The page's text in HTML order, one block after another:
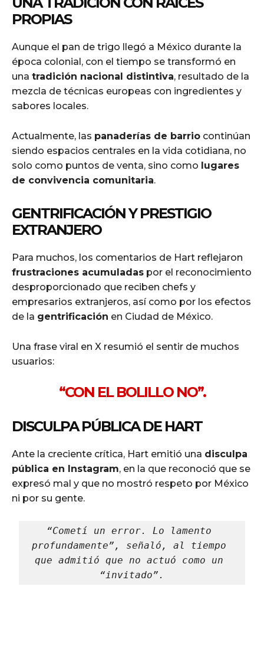
PROPIAS
Aunque el pan de trigo llegó a México durante la
época colonial, con el tiempo se transformó en
una tradición nacional distintiva, resultado de la
mezcla de técnicas europeas con ingredientes y
sabores locales.
Actualmente, las panaderías de barrio continúan
siendo espacios centrales en la vida cotidiana, no
solo como puntos de venta, sino como lugares
de convivencia comunitaria.
GENTRIFICACIÓN Y PRESTIGIO
EXTRANJERO
Para muchos, los comentarios de Hart reflejaron
frustraciones acumuladas por el reconocimiento
desproporcionado que reciben chefs y
empresarios extranjeros, así como por los efectos
de la gentrificación en Ciudad de México.
Una frase viral en X resumió el sentir de muchos
usuarios:
“CON EL BOLILLO NO”.
DISCULPA PÚBLICA DE HART
Ante la creciente crítica, Hart emitió una disculpa
pública en Instagram, en la que reconoció que se
expresó mal y que no mostró respeto por México
ni por su gente.
“Cometí un error. Lo lamento
profundamente”, señaló, al tiempo
que admitió que no actuó como un
“invitado”.